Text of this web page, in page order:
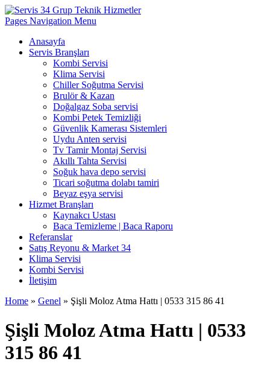
Pages Navigation Menu
Anasayfa
Servis Branşları
Kombi Servisi
Klima Servisi
Chiller Soğutma Servisi
Brulör & Kazan
Doğalgaz Soba servisi
Kombi Petek Temizliği
Güvenlik Kamerası Sistemleri
Uydu Anten servisi
Tv Tamir Montaj Servisi
Akıllı Tahta Servisi
Soğuk hava depo servisi
Ticari soğutma dolabı tamiri
Beyaz eşya servisi
Hizmet Branşları
Kaynakcı Ustası
Baca Temizleme | Baca Raporu
Referanslar
Satış Reyonu & Market 34
Klima Servisi
Kombi Servisi
İletişim
Home » Genel » Şişli Moloz Atma Hattı | 0533 315 86 41
Şişli Moloz Atma Hattı | 0533
315 86 41